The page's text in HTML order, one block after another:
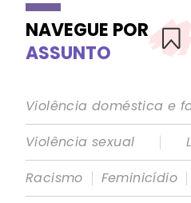
NAVEGUE POR
ASSUNTO
Violência doméstica e
Violência sexual
|
Racismo | Feminicídio |